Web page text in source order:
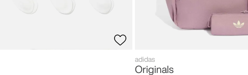
adidas
Originals